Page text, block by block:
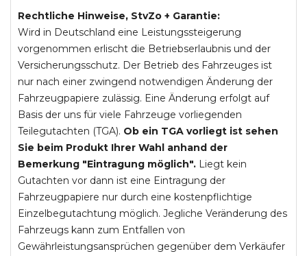
Rechtliche Hinweise, StvZo + Garantie:
Wird in Deutschland eine Leistungssteigerung
vorgenommen erlischt die Betriebserlaubnis und der
Versicherungsschutz. Der Betrieb des Fahrzeuges ist
nur nach einer zwingend notwendigen Änderung der
Fahrzeugpapiere zulässig. Eine Änderung erfolgt auf
Basis der uns für viele Fahrzeuge vorliegenden
Teilegutachten (TGA). Ob ein TGA vorliegt ist sehen
Sie beim Produkt Ihrer Wahl anhand der
Bemerkung "Eintragung möglich". Liegt kein
Gutachten vor dann ist eine Eintragung der
Fahrzeugpapiere nur durch eine kostenpflichtige
Einzelbegutachtung möglich. Jegliche Veränderung des
Fahrzeugs kann zum Entfallen von
Gewährleistungsansprüchen gegenüber dem Verkäufer